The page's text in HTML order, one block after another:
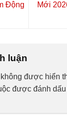
Động
Mới
luận
được hiển
được đánh dấu